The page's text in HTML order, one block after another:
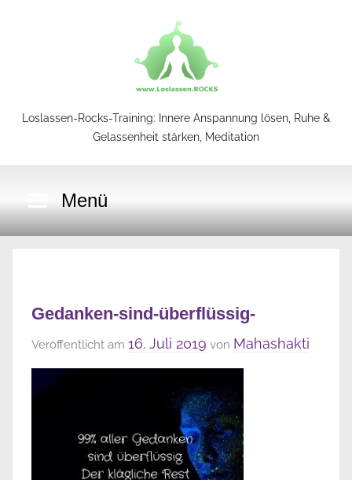
Loslassen-
Training
Loslassen-Rocks-Training: Innere Anspannung lösen, Ruhe &
Gelassenheit stärken, Meditation
Menü
Gedanken-sind-überflüssig-
Veröffentlicht am 16. Juli 2019 von Mahashakti